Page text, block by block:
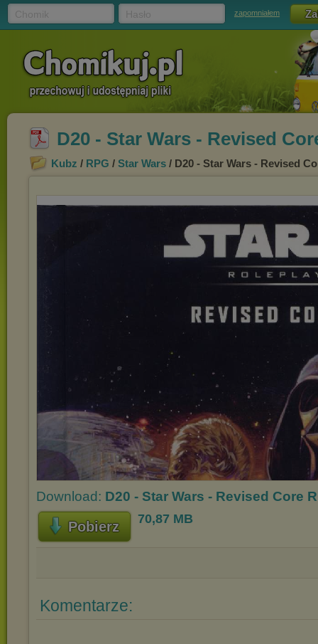
zapomniałem
D20 - Star Wars - Revised
Kubz / RPG / Star Wars / D20 - Star Wars - Revised
Download: D20 - Star Wars - Revised Core
Pobierz 70,87 MB
Komentarze: